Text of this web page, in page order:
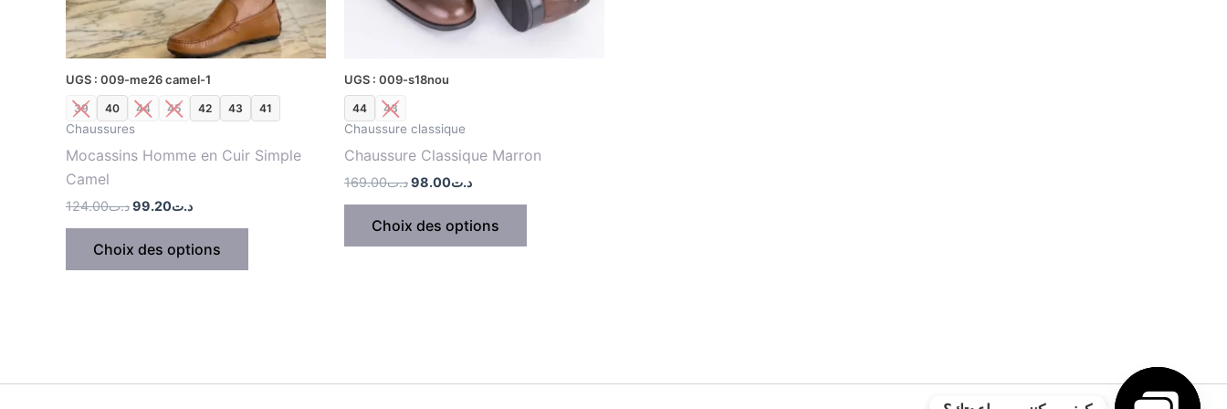
UGS : 009-me26 camel-1
39 40 44 45 42 43 41
Chaussures
Mocassins Homme en Cuir Simple
Camel
د.ت124.00 د.ت99.20
Choix des options
choisies
sur
page
du
UGS : 009-s18nou
44 43
Chaussure classique
Chaussure Classique Marron
د.ت169.00 د.ت98.00
Choix des options
choisies